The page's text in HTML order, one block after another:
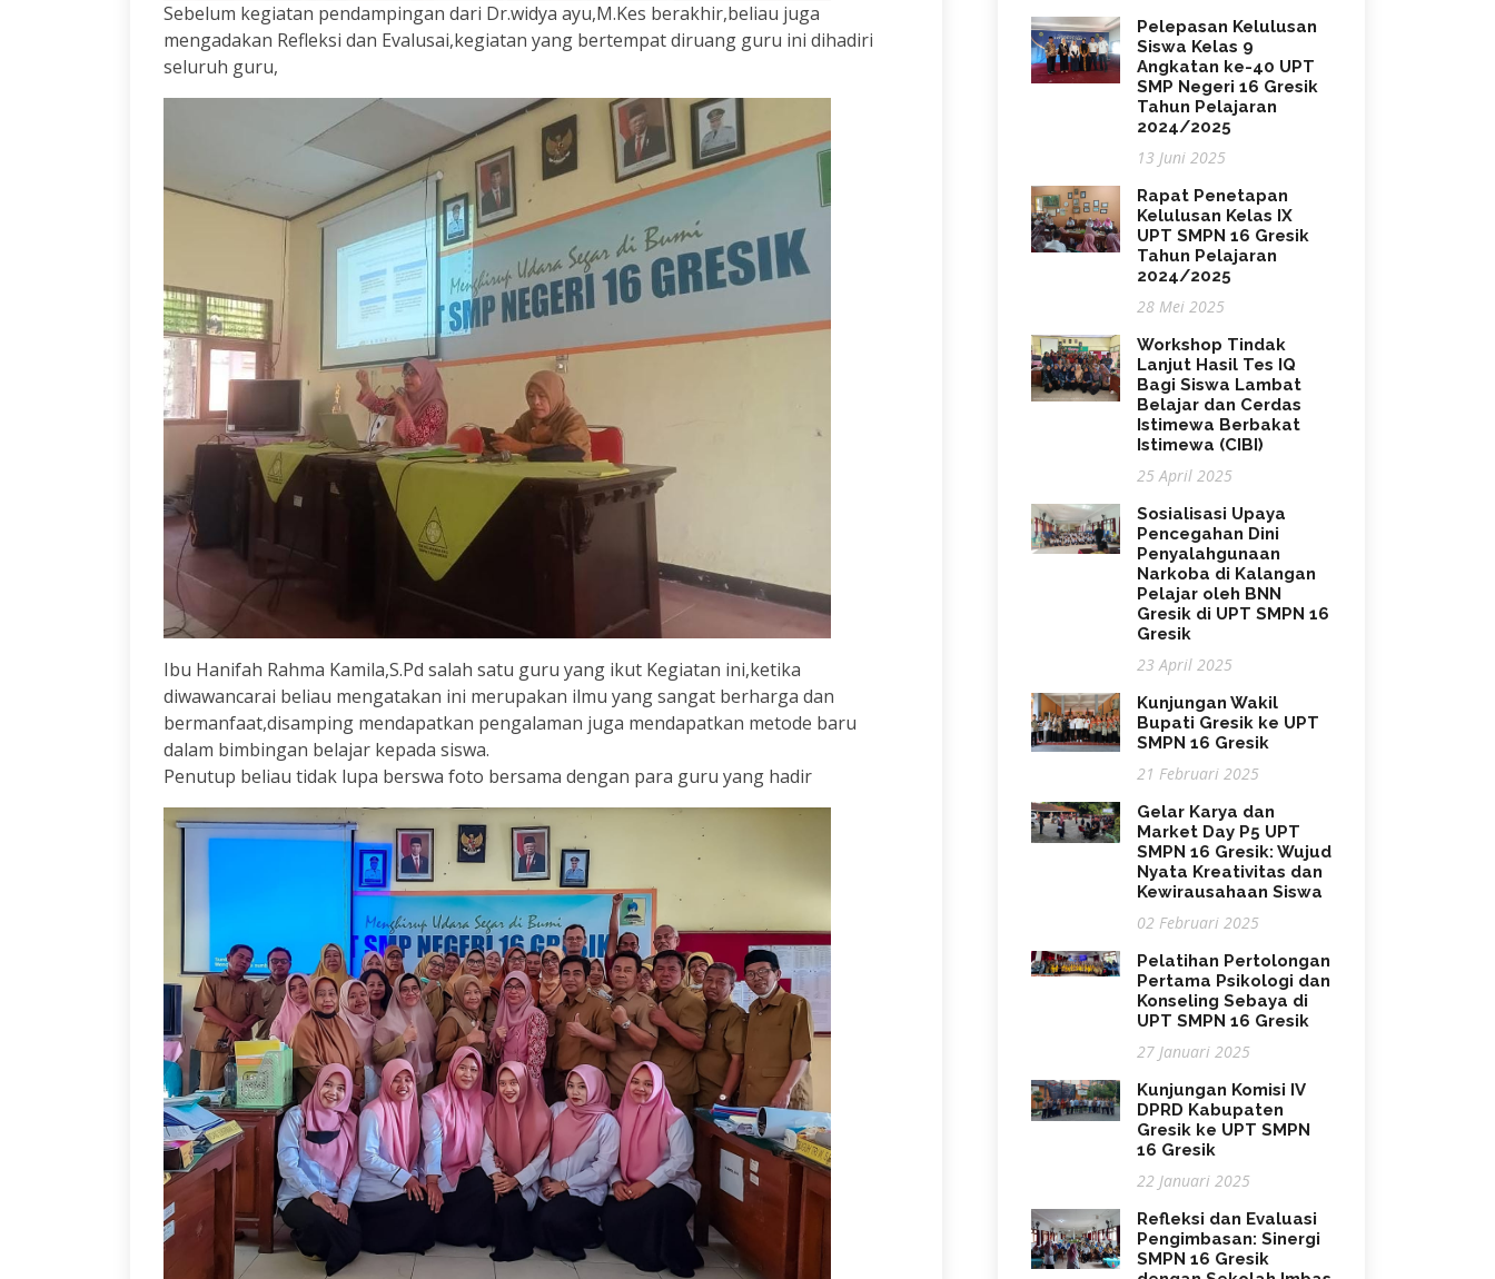
Sebelum kegiatan pendampingan dari Dr.widya ayu,M.Kes berakhir,beliau juga
mengadakan Refleksi dan Evalusai,kegiatan yang bertempat diruang guru ini dihadiri
seluruh guru,
Ibu Hanifah Rahma Kamila,S.Pd salah satu guru yang ikut Kegiatan ini,ketika
diwawancarai beliau mengatakan ini merupakan ilmu yang sangat berharga dan
bermanfaat,disamping mendapatkan pengalaman juga mendapatkan metode baru
dalam bimbingan belajar kepada siswa.
Penutup beliau tidak lupa berswa foto bersama dengan para guru yang hadir
Pelepasan Kelulusan
Siswa Kelas 9
Angkatan ke-40 UPT
SMP Negeri 16 Gresik
Tahun Pelajaran
2024/2025
13 Juni 2025
Rapat Penetapan
Kelulusan Kelas IX
UPT SMPN 16 Gresik
Tahun Pelajaran
2024/2025
28 Mei 2025
Workshop Tindak
Lanjut Hasil Tes IQ
Bagi Siswa Lambat
Belajar dan Cerdas
Istimewa Berbakat
Istimewa (CIBI)
25 April 2025
Sosialisasi Upaya
Pencegahan Dini
Penyalahgunaan
Narkoba di Kalangan
Pelajar oleh BNN
Gresik di UPT SMPN 16
Gresik
23 April 2025
Kunjungan Wakil
Bupati Gresik ke UPT
SMPN 16 Gresik
21 Februari 2025
Gelar Karya dan
Market Day P5 UPT
SMPN 16 Gresik: Wujud
Nyata Kreativitas dan
Kewirausahaan Siswa
02 Februari 2025
Pelatihan Pertolongan
Pertama Psikologi dan
Konseling Sebaya di
UPT SMPN 16 Gresik
27 Januari 2025
Kunjungan Komisi IV
DPRD Kabupaten
Gresik ke UPT SMPN
16 Gresik
22 Januari 2025
Refleksi dan Evaluasi
Pengimbasan: Sinergi
SMPN 16 Gresik